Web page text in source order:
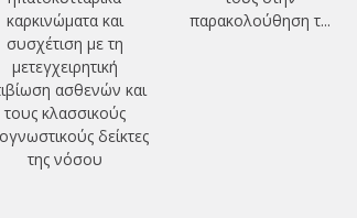
καρκινώματα και
συσχέτιση με τη
μετεγχειρητική
ασθενών και
τους κλασσικούς
δείκτες
της νόσου
παρακολούθηση τ...